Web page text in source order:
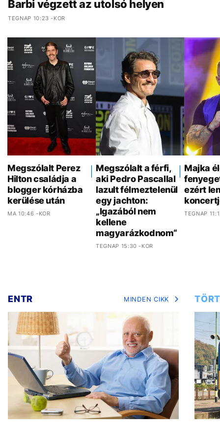
Barbi végzett az utolsó helyen
TEGNAP 10:23 -KOR
Megszólalt Perez
Hilton családja a
blogger kórházba
kerülése után
MA 10:46 -KOR
Megszólalt a férfi,
aki Pedro Pascallal
lazult félmeztelenül
egy jachton:
„Igazából nem
kellene
magyarázkodnom“
TEGNAP 15:30 -KOR
Majka
ezért
TEGNAP
ENTR MINDEN CIKK